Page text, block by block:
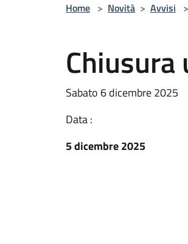
Home > Novità > Avvisi >
Sabato 6 dicembre 2025
Data :
5 dicembre 2025